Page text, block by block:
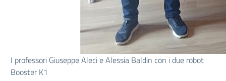
I professori Giuseppe Aleci e Alessia Baldin con i due robot
Booster K1